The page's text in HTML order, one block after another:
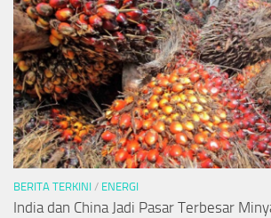
BERITA TERKINI / ENERGI
India dan China Jadi Pasar Terbesar